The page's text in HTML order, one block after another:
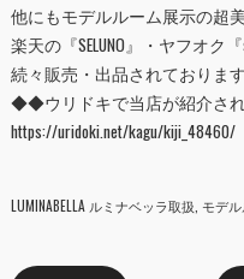
他にもモデルルーム展示の超
楽天の『SELUNO』・ヤフオク『
続々販売・出品されておりま
◆◆ウリドキで当店が紹介さ
https://uridoki.net/kagu/kiji_48460/
LUMINABELLA ルミナベッラ取扱 モデ